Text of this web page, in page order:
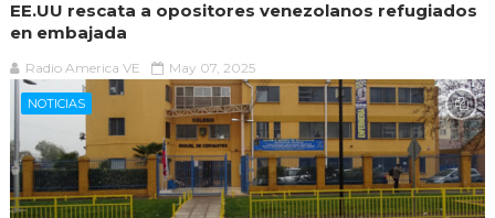
EE.UU rescata a opositores venezolanos refugiados
en embajada
Radio America VE May 07, 2025
NOTICIAS